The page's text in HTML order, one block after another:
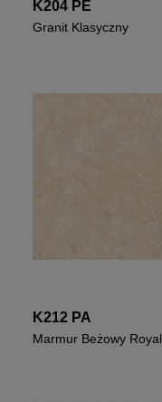
K204 PE
Granit Klasyczny
K212 PA
Marmur Beżowy Royal